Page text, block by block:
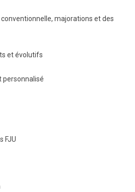
majorations et des
et évolutifs
FJU